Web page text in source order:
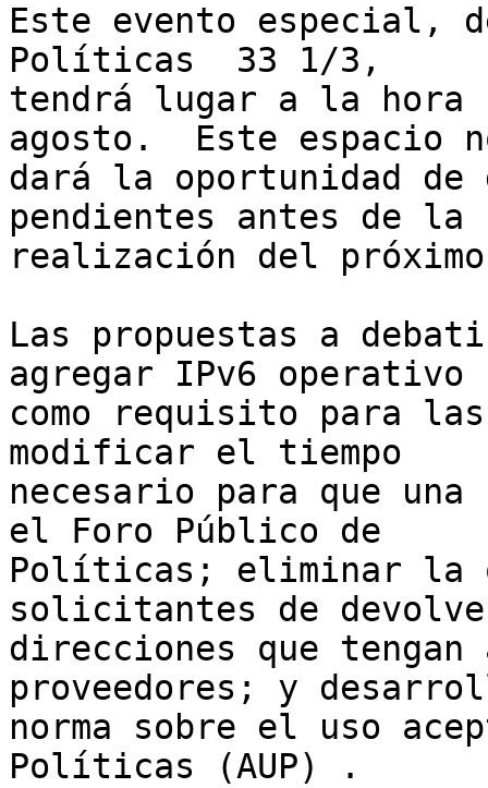
Este evento especial,
Políticas  33 1/3,
tendrá lugar a la hora
agosto.  Este espacio
dará la oportunidad
pendientes antes de la
realización del próximo
Las propuestas a
agregar IPv6 operativo
como requisito para
modificar el tiempo
necesario para que una
el Foro Público de
Políticas; eliminar la
solicitantes de
direcciones que tengan
proveedores; y
norma sobre el uso
Políticas (AUP) .